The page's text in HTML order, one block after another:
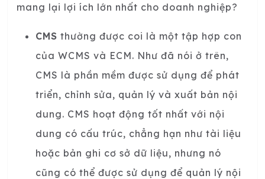
mang lại lợi ích lớn nhất cho doanh nghiệp?
CMS thường được coi là một tập hợp con
của WCMS và ECM. Như đã nói ở trên,
CMS là phần mềm được sử dụng để phát
triển, chỉnh sửa, quản lý và xuất bản nội
dung. CMS hoạt động tốt nhất với nội
dung có cấu trúc, chẳng hạn như tài liệu
hoặc bản ghi cơ sở dữ liệu, nhưng nó
cũng có thể được sử dụng để quản lý nội